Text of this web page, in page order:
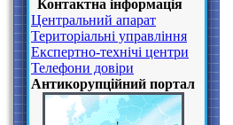
Контактна інформація
Центральний апарат
Територіальні управління
Експертно-технічі центри
Телефони довіри
Антикорупційний портал